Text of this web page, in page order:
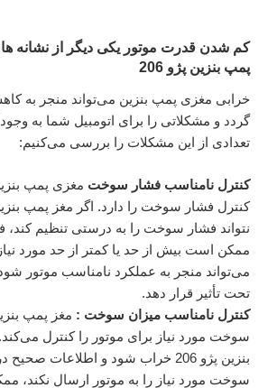
کم شدن قدرت موتور یکی دیگر از نشانه
پمپ بنزین پژو 206
گردد و مشکلاتی را برای اتومبیل شما به وجود
تعدادی از این مشکلات را بررسی می‌کنیم:
کنترل نامناسب فشار سوخت
کنترل فشار سوخت را دارد. اگر مغز پمپ
نتواند فشار سوخت را به درستی تنظیم
ممکن است بیش از حد یا کمتر از حد مورد
می‌تواند منجر به عملکرد نامناسب موتور
تحت تأثیر قرار دهد.
کنترل نامناسب میزان سوخت : مغز پمپ
سوخت مورد نیاز برای موتور را کنترل
بنزین پژو 206 خراب شود و اطلاعات
سوخت مورد نیاز را به موتور ارسال نکند،